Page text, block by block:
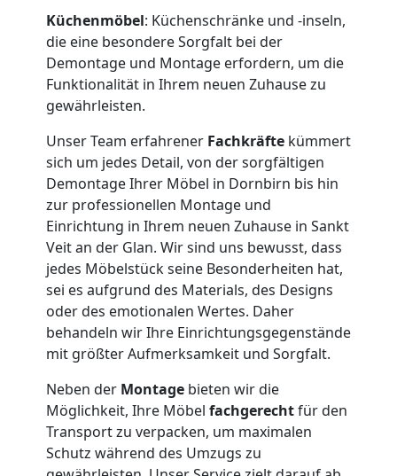
Küchenmöbel: Küchenschränke und -inseln,
die eine besondere Sorgfalt bei der
Demontage und Montage erfordern, um die
Funktionalität in Ihrem neuen Zuhause zu
gewährleisten.
Unser Team erfahrener Fachkräfte kümmert
sich um jedes Detail, von der sorgfältigen
Demontage Ihrer Möbel in Dornbirn bis hin
zur professionellen Montage und
Einrichtung in Ihrem neuen Zuhause in Sankt
Veit an der Glan. Wir sind uns bewusst, dass
jedes Möbelstück seine Besonderheiten hat,
sei es aufgrund des Materials, des Designs
oder des emotionalen Wertes. Daher
behandeln wir Ihre Einrichtungsgegenstände
mit größter Aufmerksamkeit und Sorgfalt.
Neben der Montage bieten wir die
Möglichkeit, Ihre Möbel fachgerechtfür den
Transport zu verpacken, um maximalen
Schutz während des Umzugs zu
Kleintransport
Dornbirn
Möbelmontage
Dornbirn
Möbeltransport
Dornbirn
Beiladung
Dornbirn